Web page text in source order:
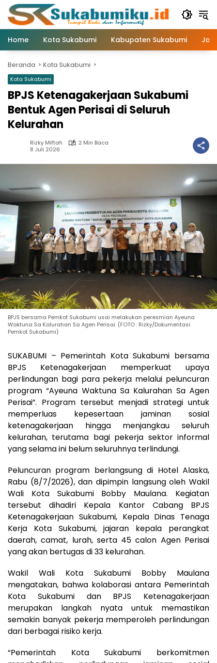
Langsung
konten
Home
Kota Sukabumi Kabupaten Sukabumi
Beranda Kota Sukabumi
Kota Sukabumi
BPJS Ketenagakerjaan Sukabumi
Bentuk Agen Perisai di Seluruh
Kelurahan
Rizky Miftah
2 Min Baca
8 Juli 2026
BPJS bersama Pemkot Sukabumi usai melakukan peresmian Ayeuna
Waktuna Sa Kalurahan Sa Agen Perisai. (FOTO : Rizky/Dokumentasi
Pemkot Sukabumi)
SUKABUMI – Pemerintah Kota Sukabumi bersama
BPJS Ketenagakerjaan memperkuat upaya
perlindungan bagi para pekerja melalui peluncuran
program “Ayeuna Waktuna Sa Kalurahan Sa Agen
Perisai”. Program tersebut menjadi strategi untuk
memperluas kepesertaan jaminan sosial
ketenagakerjaan hingga menjangkau seluruh
kelurahan, terutama bagi pekerja sektor informal
yang selama ini belum seluruhnya terlindungi.
Peluncuran program berlangsung di Hotel Alaska,
Rabu (8/7/2026), dan dipimpin langsung oleh Wakil
Wali Kota Sukabumi Bobby Maulana. Kegiatan
tersebut dihadiri Kepala Kantor Cabang BPJS
Ketenagakerjaan Sukabumi, Kepala Dinas Tenaga
Kerja Kota Sukabumi, jajaran kepala perangkat
daerah, camat, lurah, serta 45 calon Agen Perisai
yang akan bertugas di 33 kelurahan.
Wakil Wali Kota Sukabumi Bobby Maulana
mengatakan, bahwa kolaborasi antara Pemerintah
Kota Sukabumi dan BPJS Ketenagakerjaan
merupakan langkah nyata untuk memastikan
semakin banyak pekerja memperoleh perlindungan
dari berbagai risiko kerja.
“Pemerintah Kota Sukabumi berkomitmen